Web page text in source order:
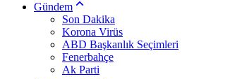
Gündem
Son Dakika
Korona Virüs
ABD Başkanlık Seçimleri
Fenerbahçe
Ak Parti